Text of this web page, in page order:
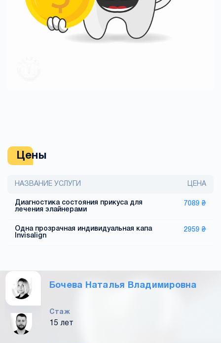
Цены
НАЗВАНИЕ УСЛУГИ ЦЕНА
Диагностика состояния прикуса для
лечения элайнерами
7089 ₴
Одна прозрачная индивидуальная капа
Invisalign
2959 ₴
Бочева Наталья Владимировна
Стаж
15 лет